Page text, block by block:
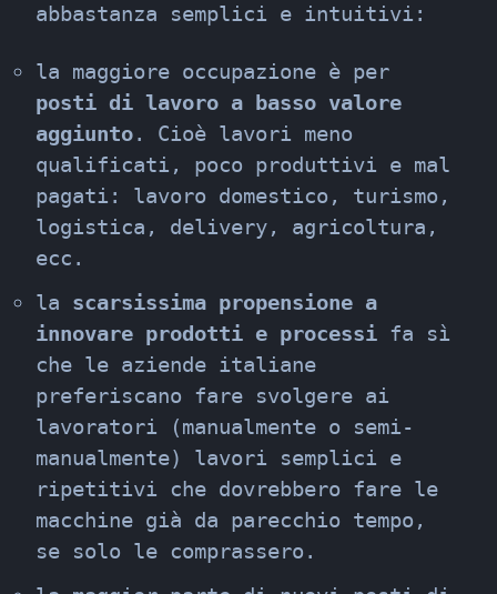
abbastanza semplici e intuitivi:
posti di lavoro a basso valore
aggiunto. Cioè lavori meno
qualificati, poco produttivi e mal
pagati: lavoro domestico, turismo,
logistica, delivery, agricoltura,
ecc.
la scarsissima propensione a
innovare prodotti e processi fa sì
che le aziende italiane
preferiscano fare svolgere ai
lavoratori (manualmente o semi-
manualmente) lavori semplici e
ripetitivi che dovrebbero fare le
macchine già da parecchio tempo,
se solo le comprassero.